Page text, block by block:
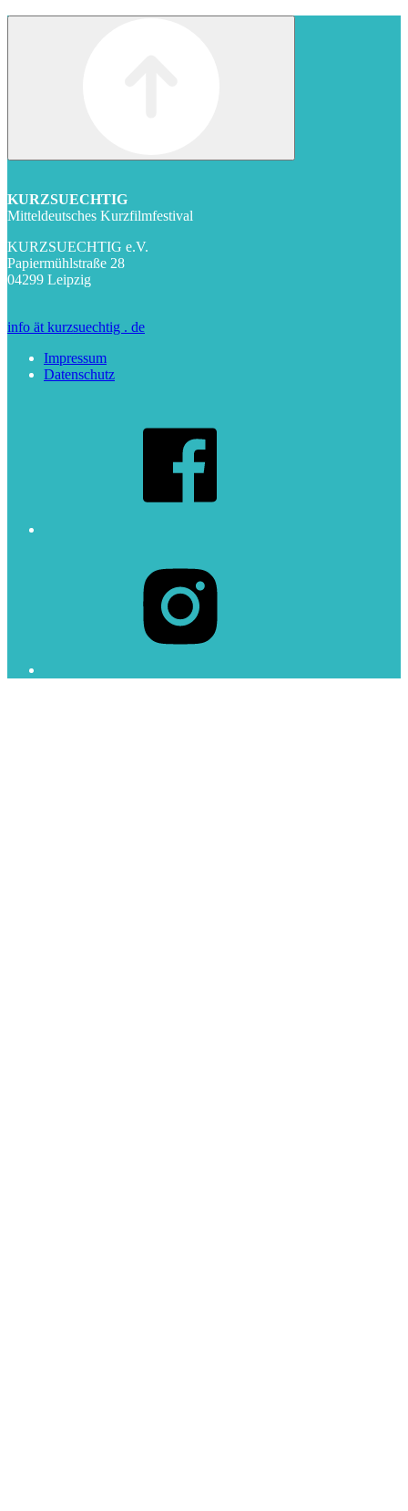
KURZSUECHTIG
Mitteldeutsches Kurzfilmfestival
KURZSUECHTIG e.V.
Papiermühlstraße 28
04299 Leipzig
info ät kurzsuechtig . de
Impressum
Datenschutz